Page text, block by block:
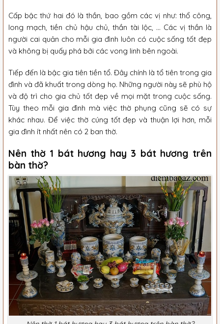
Cấp bậc thứ hai đó là thần, bao gồm các vị như: thổ công,
long mạch, tiền chủ hậu chủ, thần tài lộc, … Các vị thần là
người cai quản cho mỗi gia đình luôn có cuộc sống tốt đẹp
và không bị quấy phá bởi các vong linh bên ngoài.
Tiếp đến là bậc gia tiên tiền tổ. Đây chính là tổ tiên trong gia
đình và đã khuất trong dòng họ. Những người này sẽ phù hộ
và độ trì cho gia chủ tốt đẹp về mọi mặt trong cuộc sống.
Tùy theo mỗi gia đình mà việc thờ phụng cũng sẽ có sự
khác nhau. Để việc thờ cúng tốt đẹp và thuận lợi hơn, mỗi
gia đình ít nhất nên có 2 ban thờ.
Nên thờ 1 bát hương hay 3 bát hương trên
bàn thờ?